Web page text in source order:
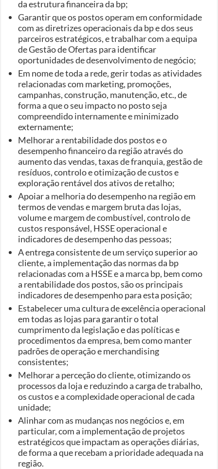
da estrutura financeira da bp;
Garantir que os postos operam em conformidade
com as diretrizes operacionais da bp e dos seus
parceiros estratégicos, e trabalhar com a equipa
de Gestão de Ofertas para identificar
oportunidades de desenvolvimento de negócio;
Em nome de toda a rede, gerir todas as atividades
relacionadas com marketing, promoções,
campanhas, construção, manutenção, etc., de
forma a que o seu impacto no posto seja
compreendido internamente e minimizado
externamente;
Melhorar a rentabilidade dos postos e o
desempenho financeiro da região através do
aumento das vendas, taxas de franquia, gestão de
resíduos, controlo e otimização de custos e
exploração rentável dos ativos de retalho;
Apoiar a melhoria do desempenho na região em
termos de vendas e margem bruta das lojas,
volume e margem de combustível, controlo de
custos responsável, HSSE operacional e
indicadores de desempenho das pessoas;
A entrega consistente de um serviço superior ao
cliente, a implementação das normas da bp
relacionadas com a HSSE e a marca bp, bem como
a rentabilidade dos postos, são os principais
indicadores de desempenho para esta posição;
Estabelecer uma cultura de excelência operacional
em todas as lojas para garantir o total
cumprimento da legislação e das políticas e
procedimentos da empresa, bem como manter
padrões de operação e merchandising
consistentes;
Melhorar a perceção do cliente, otimizando os
processos da loja e reduzindo a carga de trabalho,
os custos e a complexidade operacional de cada
unidade;
Alinhar com as mudanças nos negócios e, em
particular, com a implementação de projetos
estratégicos que impactam as operações diárias,
de forma a que recebam a prioridade adequada na
região.